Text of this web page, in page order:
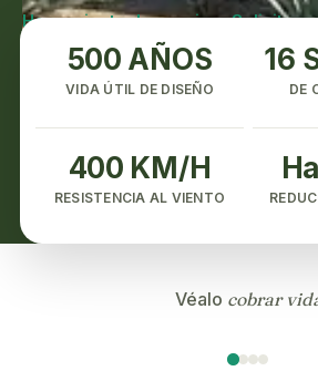
Herramienta de precios ›Solicitar
500 AÑOS
VIDA ÚTIL DE DISEÑO
16
DE
400 KM/H
RESISTENCIA AL VIENTO
Véalo cobrar